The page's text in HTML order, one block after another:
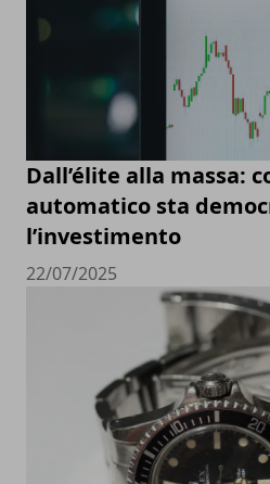
Dall’élite alla massa:
automatico sta
l’investimento
22/07/2025